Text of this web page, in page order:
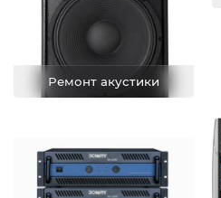
Ремонт акустики